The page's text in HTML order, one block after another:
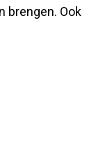
brengen. Ook